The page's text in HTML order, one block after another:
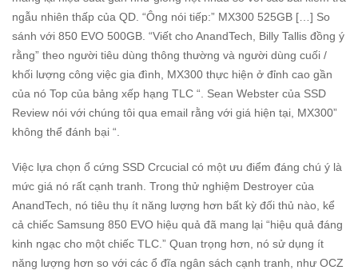
ngẫu nhiên thấp của QD. “Ông nói tiếp:” MX300 525GB […] So
sánh với 850 EVO 500GB. “Viết cho AnandTech, Billy Tallis đồng ý
rằng” theo người tiêu dùng thông thường và người dùng cuối /
khối lượng công việc gia đình, MX300 thực hiện ở đỉnh cao gần
của nó Top của bảng xếp hạng TLC “. Sean Webster của SSD
Review nói với chúng tôi qua email rằng với giá hiện tại, MX300”
không thể đánh bại “.
Việc lựa chọn ổ cứng SSD Crcucial có một ưu điểm đáng chú ý là
mức giá nó rất cạnh tranh. Trong thử nghiệm Destroyer của
AnandTech, nó tiêu thụ ít năng lượng hơn bất kỳ đối thủ nào, kể
cả chiếc Samsung 850 EVO hiệu quả đã mang lại “hiệu quả đáng
kinh ngạc cho một chiếc TLC.” Quan trọng hơn, nó sử dụng ít
năng lượng hơn so với các ổ đĩa ngân sách cạnh tranh, như OCZ